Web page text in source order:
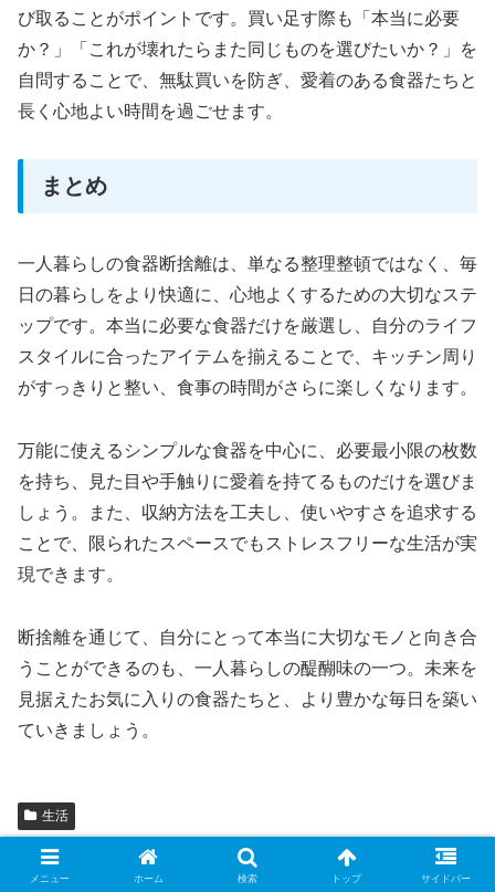
び取ることがポイントです。買い足す際も「本当に必要
か？」「これが壊れたらまた同じものを選びたいか？」を
自問することで、無駄買いを防ぎ、愛着のある食器たちと
長く心地よい時間を過ごせます。
まとめ
一人暮らしの食器断捨離は、単なる整理整頓ではなく、毎
日の暮らしをより快適に、心地よくするための大切なステ
ップです。本当に必要な食器だけを厳選し、自分のライフ
スタイルに合ったアイテムを揃えることで、キッチン周り
がすっきりと整い、食事の時間がさらに楽しくなります。
万能に使えるシンプルな食器を中心に、必要最小限の枚数
を持ち、見た目や手触りに愛着を持てるものだけを選びま
しょう。また、収納方法を工夫し、使いやすさを追求する
ことで、限られたスペースでもストレスフリーな生活が実
現できます。
断捨離を通じて、自分にとって本当に大切なモノと向き合
うことができるのも、一人暮らしの醍醐味の一つ。未来を
見据えたお気に入りの食器たちと、より豊かな毎日を築い
ていきましょう。
生活
シェアする
メニュー ホーム 検索 トップ サイドバー